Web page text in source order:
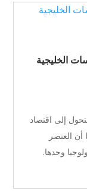
الخليجية
إلى اقتصاد
العنصر
وحدها.